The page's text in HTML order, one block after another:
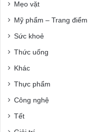
Mẹo vặt
Mỹ phẩm – Trang điểm
Sức khoẻ
Thức uống
Khác
Thực phẩm
Công nghệ
Tết